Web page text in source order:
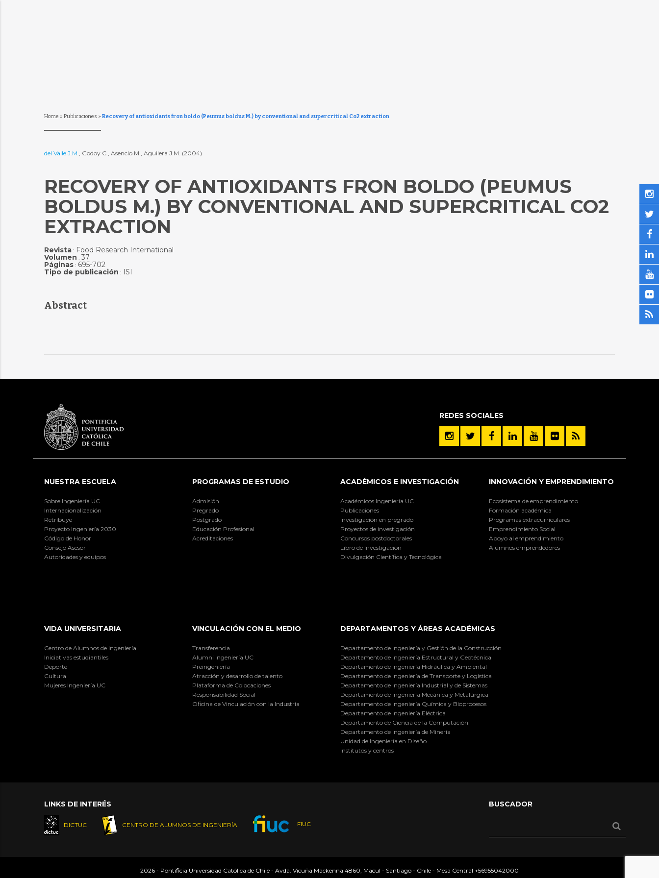
Home » Publicaciones » Recovery of antioxidants fron boldo (Peumus boldus M.) by conventional and supercritical Co2 extraction
del Valle J.M., Godoy C., Asencio M., Aguilera J.M. (2004)
RECOVERY OF ANTIOXIDANTS FRON BOLDO (PEUMUS
BOLDUS M.) BY CONVENTIONAL AND SUPERCRITICAL CO2
EXTRACTION
Revista: Food Research International
Volumen : 37
Páginas: 695-702
Tipo de publicación : ISI
Abstract
REDES SOCIALES
NUESTRA ESCUELA
Sobre Ingeniería UC
Internacionalización
Retribuye
Proyecto Ingeniería 2030
Código de Honor
Consejo Asesor
Autoridades y equipos
PROGRAMAS DE ESTUDIO
Admisión
Pregrado
Postgrado
Educación Profesional
Acreditaciones
ACADÉMICOS E INVESTIGACIÓN
Académicos Ingeniería UC
Publicaciones
Investigación en pregrado
Proyectos de investigación
Concursos postdoctorales
Libro de Investigación
Divulgación Científica y Tecnológica
INNOVACIÓN Y EMPRENDIMIENTO
Ecosistema de emprendimiento
Formación académica
Programas extracurriculares
Emprendimiento Social
Apoyo al emprendimiento
Alumnos emprendedores
VIDA UNIVERSITARIA
Centro de Alumnos de Ingeniería
Iniciativas estudiantiles
Deporte
Cultura
Mujeres Ingeniería UC
VINCULACIÓN CON EL MEDIO
Transferencia
Alumni Ingeniería UC
Preingeniería
Atracción y desarrollo de talento
Plataforma de Colocaciones
Responsabilidad Social
Oficina de Vinculación con la Industria
DEPARTAMENTOS Y ÁREAS ACADÉMICAS
Departamento de Ingeniería y Gestión de la Construcción
Departamento de Ingeniería Estructural y Geotécnica
Departamento de Ingeniería Hidráulica y Ambiental
Departamento de Ingeniería de Transporte y Logística
Departamento de Ingeniería Industrial y de Sistemas
Departamento de Ingeniería Mecánica y Metalúrgica
Departamento de Ingeniería Química y Bioprocesos
Departamento de Ingeniería Eléctrica
Departamento de Ciencia de la Computación
Departamento de Ingeniería de Minería
Unidad de Ingeniería en Diseño
Institutos y centros
LINKS DE INTERÉS
DICTUC CENTRO DE ALUMNOS DE INGENIERÍA FIUC
BUSCADOR
2026 - Pontificia Universidad Católica de Chile - Avda. Vicuña Mackenna 4860, Macul - Santiago - Chile - Mesa Central +56955042000